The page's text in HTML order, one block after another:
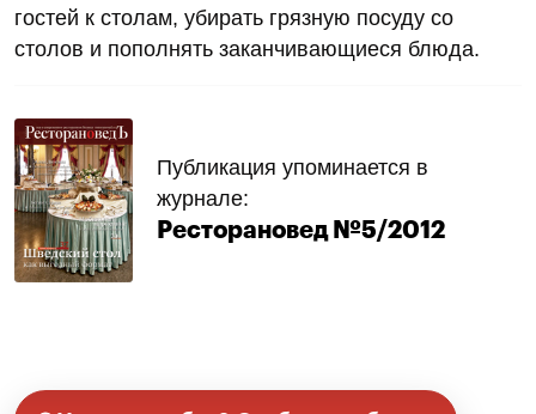
гостей к столам, убирать грязную посуду со
столов и пополнять заканчивающиеся блюда.
Публикация упоминается в
журнале:
Ресторановед №5/2012